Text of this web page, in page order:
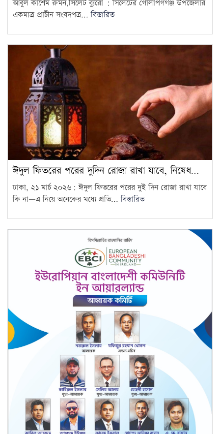
আবুল কাশেম রুমন,সিলেট ব্যুরো : সিলেটের গোলাপগগঞ্জ উপজেলার
একমাত্র প্রাচীন সংবদপত্র...বিস্তারিত
ঈদুল ফিতরের পরের দুদিন রোজা রাখা যাবে, নিষেধ…
ঢাকা, ২১ মার্চ ২০২৬: ঈদুল ফিতরের পরের দুই দিন রোজা রাখা যাবে
কি না—এ নিয়ে অনেকের মধ্যে প্রতি...বিস্তারিত